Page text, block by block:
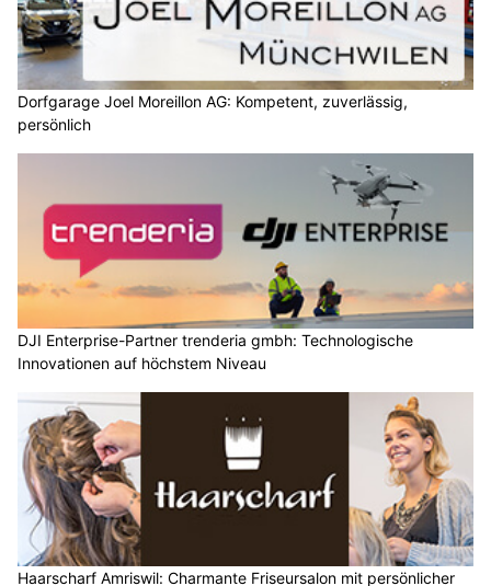
Dorfgarage Joel Moreillon AG: Kompetent, zuverlässig,
persönlich
DJI Enterprise-Partner trenderia gmbh: Technologische
Innovationen auf höchstem Niveau
Haarscharf Amriswil: Charmante Friseursalon mit persönlicher